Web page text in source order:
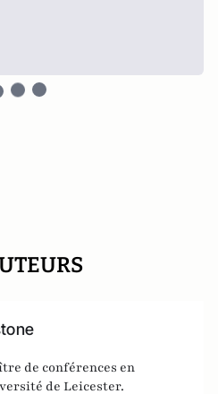
de conférences en
de Leicester.